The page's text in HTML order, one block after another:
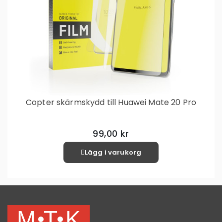
Copter skärmskydd till Huawei Mate 20 Pro
99,00 kr
Lägg i varukorg